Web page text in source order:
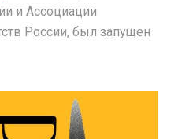
и Ассоциации
России, был запущен